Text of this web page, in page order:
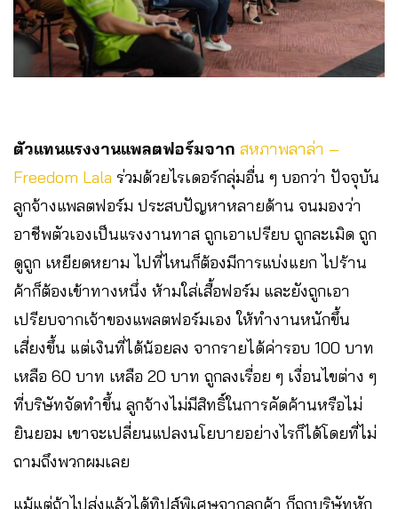
ตัวแทนแรงงานแพลตฟอร์มจาก สหภาพลาล่า –
Freedom Lala ร่วมด้วยไรเดอร์กลุ่มอื่น ๆ บอกว่า ปัจจุบัน
ลูกจ้างแพลตฟอร์ม ประสบปัญหาหลายด้าน จนมองว่า
อาชีพตัวเองเป็นแรงงานทาส ถูกเอาเปรียบ ถูกละเมิด ถูก
ดูถูก เหยียดหยาม ไปที่ไหนก็ต้องมีการแบ่งแยก ไปร้าน
ค้าก็ต้องเข้าทางหนึ่ง ห้ามใส่เสื้อฟอร์ม และยังถูกเอา
เปรียบจากเจ้าของแพลตฟอร์มเอง ให้ทำงานหนักขึ้น
เสี่ยงขึ้น แต่เงินที่ได้น้อยลง จากรายได้ค่ารอบ 100 บาท
เหลือ 60 บาท เหลือ 20 บาท ถูกลงเรื่อย ๆ เงื่อนไขต่าง ๆ
ที่บริษัทจัดทำขึ้น ลูกจ้างไม่มีสิทธิ์ในการคัดค้านหรือไม่
ยินยอม เขาจะเปลี่ยนแปลงนโยบายอย่างไรก็ได้โดยที่ไม่
ถามถึงพวกผมเลย
แม้แต่ถ้าไปส่งแล้วได้ทิปส์พิเศษจากลูกค้า ก็ถูกบริษัทหัก